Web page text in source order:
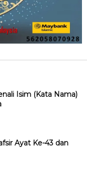
Isim (Kata Nama)
Ayat Ke-43 dan